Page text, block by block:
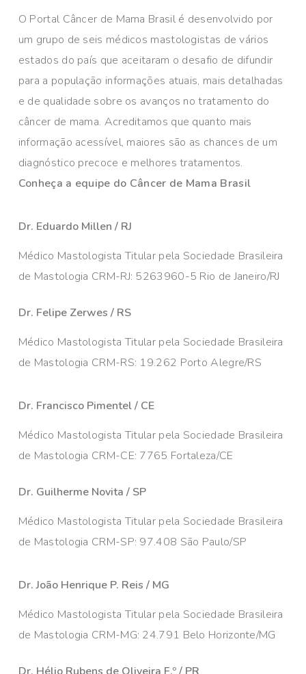
O Portal Câncer de Mama Brasil é desenvolvido por
um grupo de seis médicos mastologistas de vários
estados do país que aceitaram o desafio de difundir
para a população informações atuais, mais detalhadas
e de qualidade sobre os avanços no tratamento do
câncer de mama. Acreditamos que quanto mais
informação acessível, maiores são as chances de um
diagnóstico precoce e melhores tratamentos.
Conheça a equipe do Câncer de Mama Brasil
Dr. Eduardo Millen / RJ
Médico Mastologista Titular pela Sociedade Brasileira
de Mastologia CRM-RJ: 5263960-5 Rio de Janeiro/RJ
Dr. Felipe Zerwes / RS
Médico Mastologista Titular pela Sociedade Brasileira
de Mastologia CRM-RS: 19.262 Porto Alegre/RS
Dr. Francisco Pimentel / CE
Médico Mastologista Titular pela Sociedade Brasileira
de Mastologia CRM-CE: 7765 Fortaleza/CE
Dr. Guilherme Novita / SP
Médico Mastologista Titular pela Sociedade Brasileira
de Mastologia CRM-SP: 97.408 São Paulo/SP
Dr. João Henrique P. Reis / MG
Médico Mastologista Titular pela Sociedade Brasileira
de Mastologia CRM-MG: 24.791 Belo Horizonte/MG